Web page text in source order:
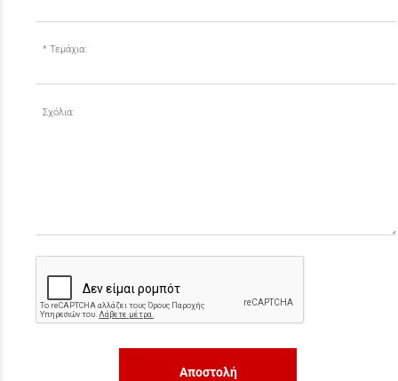
Τεμάχια:
Σχόλια:
Αποστολή